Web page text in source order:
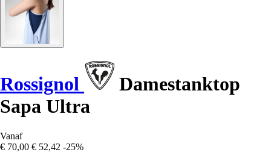
Rossignol
Damestanktop
Sapa Ultra
Vanaf
€ 70,00 € 52,42 -25%